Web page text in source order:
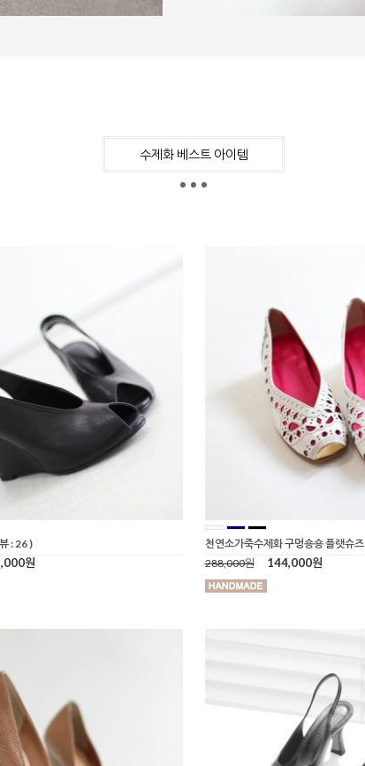
수제화 베스트 아이템
: 26 )
원
천연소가죽수제화 구멍숑숑 플랫슈즈
288,000원
144,000원